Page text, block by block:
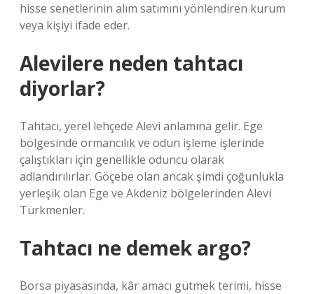
hisse senetlerinin alım satımını yönlendiren kurum
veya kişiyi ifade eder.
Alevilere neden tahtacı
diyorlar?
Tahtacı, yerel lehçede Alevi anlamına gelir. Ege
bölgesinde ormancılık ve odun işleme işlerinde
çalıştıkları için genellikle oduncu olarak
adlandırılırlar. Göçebe olan ancak şimdi çoğunlukla
yerleşik olan Ege ve Akdeniz bölgelerinden Alevi
Türkmenler.
Tahtacı ne demek argo?
Borsa piyasasında, kâr amacı gütmek terimi, hisse